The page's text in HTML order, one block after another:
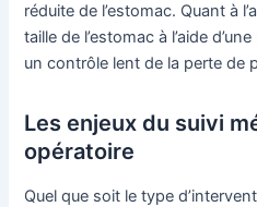
réduite de l’estomac. Quant à
taille de l’estomac à l’aide
un contrôle lent de la perte de
Les enjeux du suivi
opératoire
Quel que soit le type